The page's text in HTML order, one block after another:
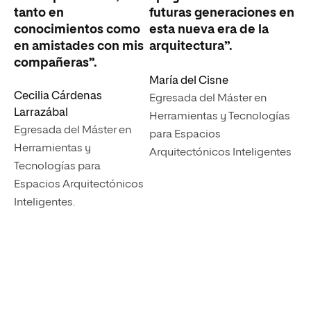
tanto en
conocimientos como
en amistades con mis
compañeras”.
Cecilia Cárdenas
Larrazábal
Egresada del Máster en
Herramientas y
Tecnologías para
Espacios Arquitectónicos
Inteligentes.
futuras generaciones en
esta nueva era de la
arquitectura”.
María del Cisne
Egresada del Máster en
Herramientas y Tecnologías
para Espacios
Arquitectónicos Inteligentes